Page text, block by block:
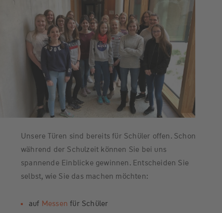
Unsere Türen sind bereits für Schüler offen. Schon
während der Schulzeit können Sie bei uns
spannende Einblicke gewinnen. Entscheiden Sie
selbst, wie Sie das machen möchten:
auf Messen für Schüler